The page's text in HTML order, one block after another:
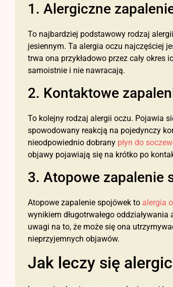
1. Alergiczne
To najbardziej podstawowy rodzaj
jesiennym. Ta alergia oczu najczęściej
trwa ona przykładowo przez cały okres
samoistnie i nie nawracają.
2. Kontaktowe
To kolejny rodzaj alergii oczu. Pojawia
spowodowany reakcją na pojedynczy
nieodpowiednio dobrany płyn do
objawy pojawiają się na krótko po
3. Atopowe zapalenie
Atopowe zapalenie spojówek to alergia
wynikiem długotrwałego
uwagi na to, że może się ona
nieprzyjemnych objawów.
Jak leczy się